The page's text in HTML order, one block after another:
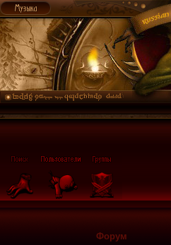
Форум